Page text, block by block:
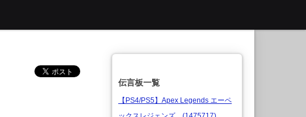
伝言板一覧
【PS4/PS5】Apex Legends エーペ